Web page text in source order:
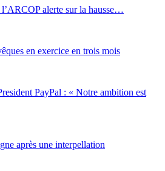
alerte sur la hausse…
en exercice en trois mois
PayPal : « Notre ambition est
après une interpellation